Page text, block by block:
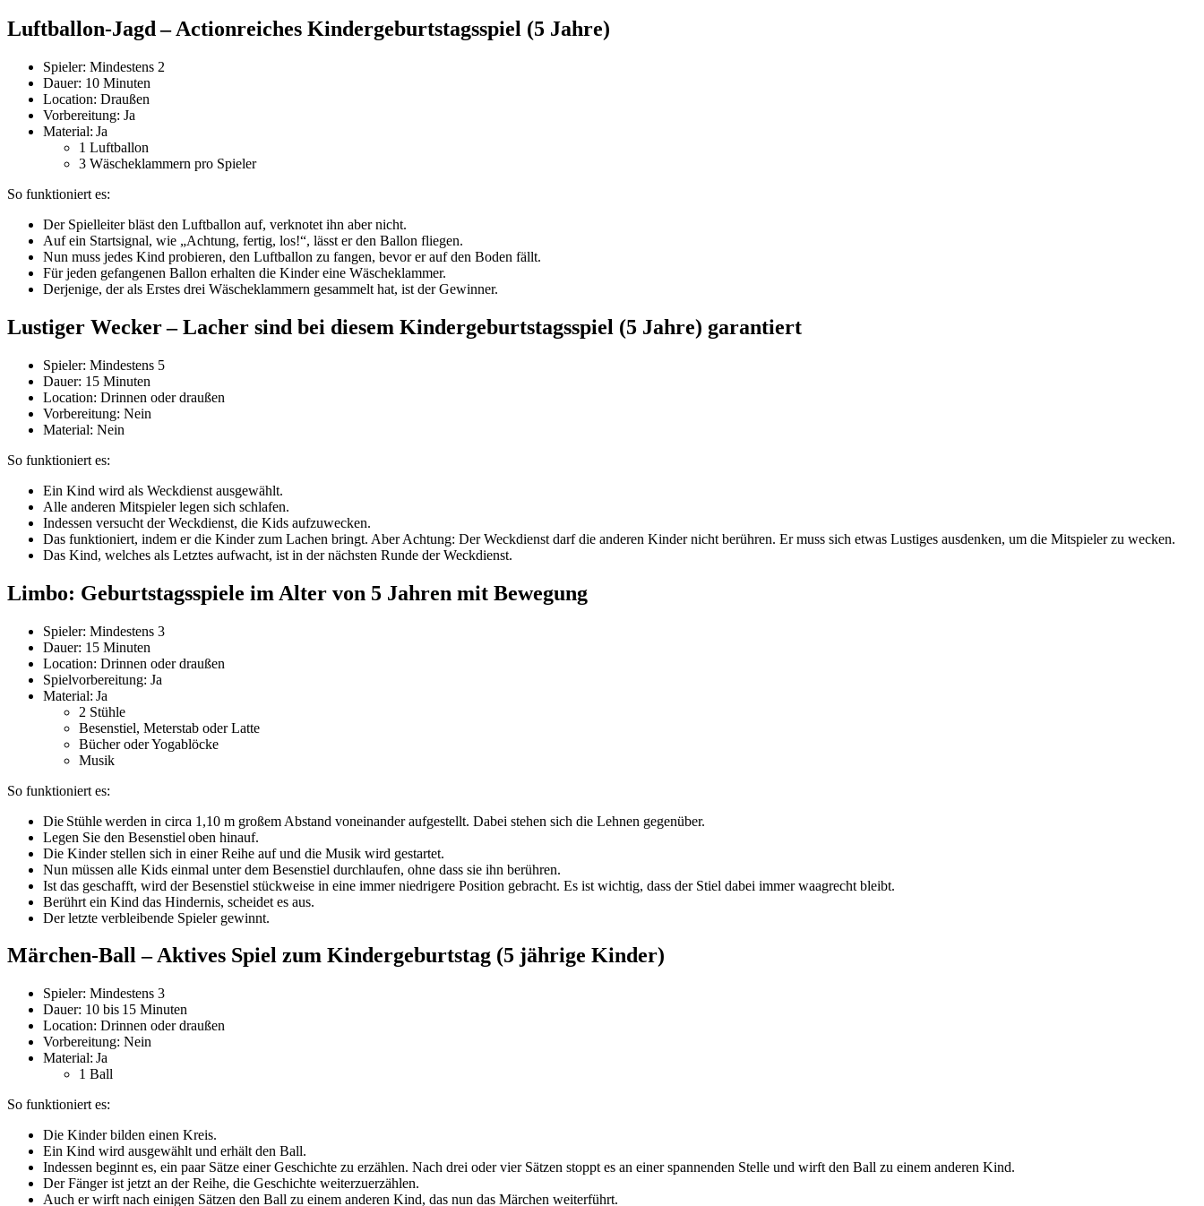
Luftballon-Jagd – Actionreiches Kindergeburtstagsspiel (5 Jahre)
Spieler: Mindestens 2
Dauer: 10 Minuten
Location: Draußen
Vorbereitung: Ja
Material: Ja
1 Luftballon
3 Wäscheklammern pro Spieler
So funktioniert es:
Der Spielleiter bläst den Luftballon auf, verknotet ihn aber nicht.
Auf ein Startsignal, wie „Achtung, fertig, los!“, lässt er den Ballon fliegen.
Nun muss jedes Kind probieren, den Luftballon zu fangen, bevor er auf den Boden fällt.
Für jeden gefangenen Ballon erhalten die Kinder eine Wäscheklammer.
Derjenige, der als Erstes drei Wäscheklammern gesammelt hat, ist der Gewinner.
Lustiger Wecker – Lacher sind bei diesem Kindergeburtstagsspiel (5 Jahre) garantiert
Spieler: Mindestens 5
Dauer: 15 Minuten
Location: Drinnen oder draußen
Vorbereitung: Nein
Material: Nein
So funktioniert es:
Ein Kind wird als Weckdienst ausgewählt.
Alle anderen Mitspieler legen sich schlafen.
Indessen versucht der Weckdienst, die Kids aufzuwecken.
Das funktioniert, indem er die Kinder zum Lachen bringt. Aber Achtung: Der Weckdienst darf die anderen Kinder nicht berühren. Er muss sich etwas Lustiges ausdenken, um die Mitspieler zu wecken.
Das Kind, welches als Letztes aufwacht, ist in der nächsten Runde der Weckdienst.
Limbo: Geburtstagsspiele im Alter von 5 Jahren mit Bewegung
Spieler: Mindestens 3
Dauer: 15 Minuten
Location: Drinnen oder draußen
Spielvorbereitung: Ja
Material: Ja
2 Stühle
Besenstiel, Meterstab oder Latte
Bücher oder Yogablöcke
Musik
So funktioniert es:
Die Stühle werden in circa 1,10 m großem Abstand voneinander aufgestellt. Dabei stehen sich die Lehnen gegenüber.
Legen Sie den Besenstiel oben hinauf.
Die Kinder stellen sich in einer Reihe auf und die Musik wird gestartet.
Nun müssen alle Kids einmal unter dem Besenstiel durchlaufen, ohne dass sie ihn berühren.
Ist das geschafft, wird der Besenstiel stückweise in eine immer niedrigere Position gebracht. Es ist wichtig, dass der Stiel dabei immer waagrecht bleibt.
Berührt ein Kind das Hindernis, scheidet es aus.
Der letzte verbleibende Spieler gewinnt.
Märchen-Ball – Aktives Spiel zum Kindergeburtstag (5 jährige Kinder)
Spieler: Mindestens 3
Dauer: 10 bis 15 Minuten
Location: Drinnen oder draußen
Vorbereitung: Nein
Material: Ja
1 Ball
So funktioniert es:
Die Kinder bilden einen Kreis.
Ein Kind wird ausgewählt und erhält den Ball.
Indessen beginnt es, ein paar Sätze einer Geschichte zu erzählen. Nach drei oder vier Sätzen stoppt es an einer spannenden Stelle und wirft den Ball zu einem anderen Kind.
Der Fänger ist jetzt an der Reihe, die Geschichte weiterzuerzählen.
Auch er wirft nach einigen Sätzen den Ball zu einem anderen Kind, das nun das Märchen weiterführt.